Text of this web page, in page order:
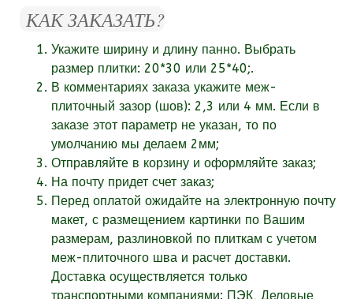
КАК ЗАКАЗАТЬ?
Укажите ширину и длину панно. Выбрать
размер плитки: 20*30 или 25*40;.
В комментариях заказа укажите меж-
плиточный зазор (шов): 2,3 или 4 мм. Если в
заказе этот параметр не указан, то по
умолчанию мы делаем 2мм;
Отправляйте в корзину и оформляйте заказ;
На почту придет счет заказ;
Перед оплатой ожидайте на электронную почту
макет, с размещением картинки по Вашим
размерам, разлиновкой по плиткам с учетом
меж-плиточного шва и расчет доставки.
Доставка осуществляется только
транспортными компаниями: ПЭК, Деловые